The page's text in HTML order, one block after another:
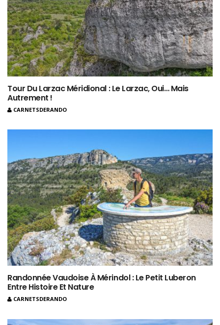
Tour Du Larzac Méridional : Le Larzac, Oui… Mais
Autrement !
CARNETSDERANDO
Randonnée Vaudoise À Mérindol : Le Petit Luberon
Entre Histoire Et Nature
CARNETSDERANDO